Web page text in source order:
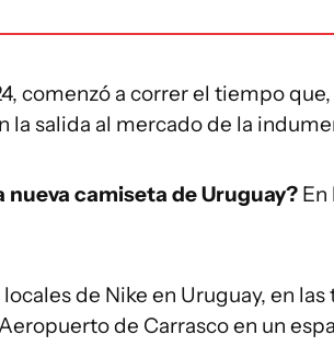
comenzó a correr el tiempo
la salida al mercado de la
nueva camiseta de Uruguay? En
locales de Nike en Uruguay, en
de Carrasco en un